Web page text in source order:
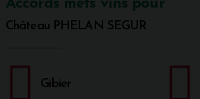
Accords mets vins pour
Château PHELAN SEGUR
Gibier